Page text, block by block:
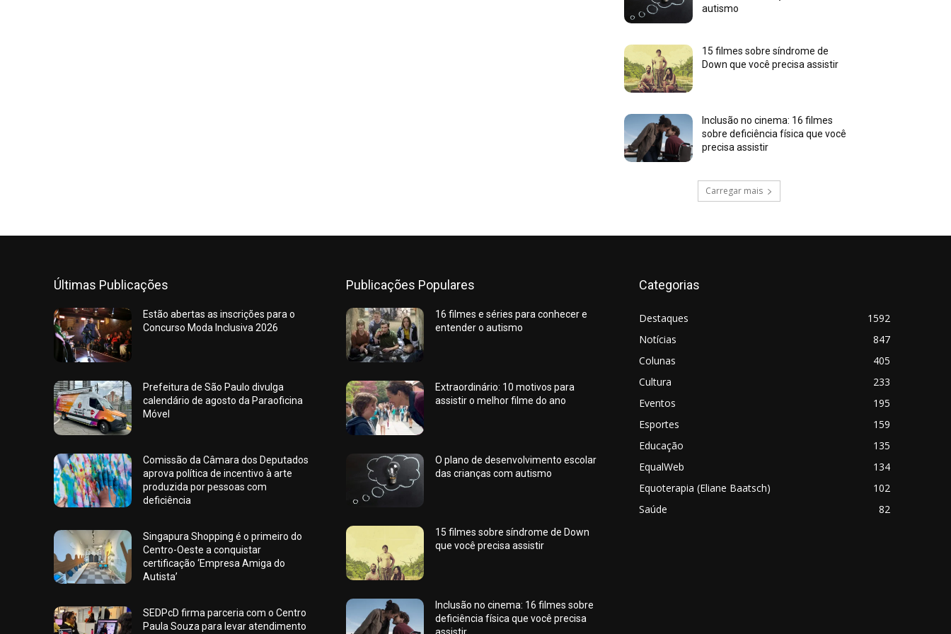
autismo
15 filmes sobre síndrome de
Down que você precisa assistir
Inclusão no cinema: 16 filmes
sobre deficiência física que você
precisa assistir
Carregar mais
Últimas Publicações
Estão abertas as inscrições para o
Concurso Moda Inclusiva 2026
Prefeitura de São Paulo divulga
calendário de agosto da Paraoficina
Móvel
Comissão da Câmara dos Deputados
aprova política de incentivo à arte
produzida por pessoas com
deficiência
Singapura Shopping é o primeiro do
Centro-Oeste a conquistar
certificação ‘Empresa Amiga do
Autista’
SEDPcD firma parceria com o Centro
Paula Souza para levar atendimento
Publicações Populares
16 filmes e séries para conhecer e
entender o autismo
Extraordinário: 10 motivos para
assistir o melhor filme do ano
O plano de desenvolvimento escolar
das crianças com autismo
15 filmes sobre síndrome de Down
que você precisa assistir
Inclusão no cinema: 16 filmes sobre
deficiência física que você precisa
Categorias
Destaques
1592
Notícias
847
Colunas
405
Cultura
233
Eventos
195
Esportes
159
Educação
135
EqualWeb
134
Equoterapia (Eliane Baatsch)
102
Saúde
82